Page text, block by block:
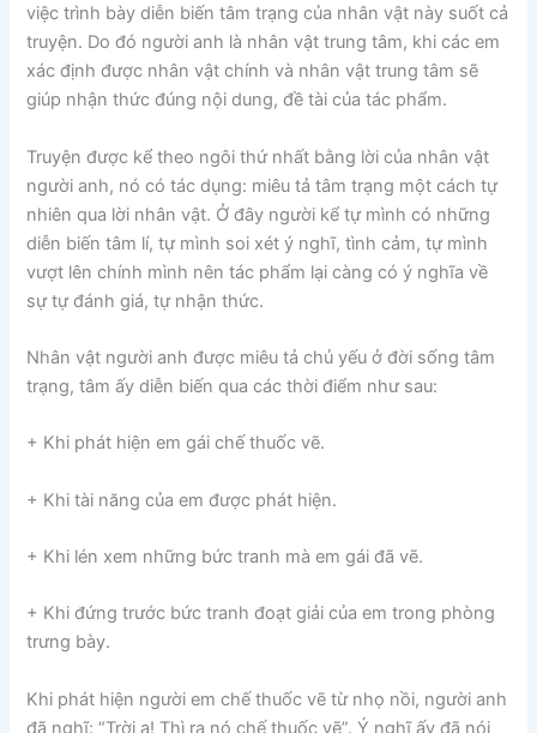
việc trình bày diễn biến tâm trạng của nhân vật này suốt cả
truyện. Do đó người anh là nhân vật trung tâm, khi các em
xác định được nhân vật chính và nhân vật trung tâm sẽ
giúp nhận thức đúng nội dung, đề tài của tác phẩm.
Truyện được kể theo ngôi thứ nhất bằng lời của nhân vật
người anh, nó có tác dụng: miêu tả tâm trạng một cách tự
nhiên qua lời nhân vật. Ở đây người kể tự mình có những
diễn biến tâm lí, tự mình soi xét ý nghĩ, tình cảm, tự mình
vượt lên chính mình nên tác phẩm lại càng có ý nghĩa về
sự tự đánh giá, tự nhận thức.
Nhân vật người anh được miêu tả chủ yếu ở đời sống tâm
trạng, tâm ấy diễn biến qua các thời điểm như sau:
+ Khi phát hiện em gái chế thuốc vẽ.
+ Khi tài năng của em được phát hiện.
+ Khi lén xem những bức tranh mà em gái đã vẽ.
+ Khi đứng trước bức tranh đoạt giải của em trong phòng
trưng bày.
Khi phát hiện người em chế thuốc vẽ từ nhọ nồi, người anh
đã nghĩ: “Trời ạ! Thì ra nó chế thuốc vẽ”. Ý nghĩ ấy đã nói